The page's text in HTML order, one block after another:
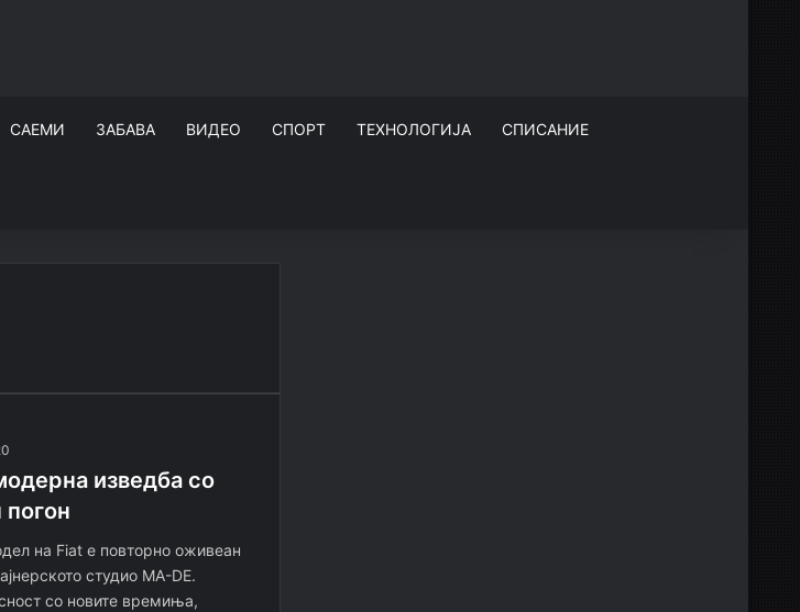
САЕМИ ЗАБАВА ВИДЕО СПОРТ ТЕХНОЛОГИЈА СПИСАНИЕ
изведба со
на Fiat е повторно оживеан
студио MA-DE.
со новите времиња,